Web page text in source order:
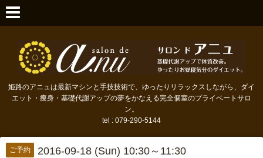
姫路のアニュは最新マシンと手技技術で、ゆったりリラックスしながら、ダイ
エット・痩身・基礎代謝アップの夢をかなえる完全個室のプライベートサロ
ン。
tel : 079-290-5144
ご予約 2016-09-18 (Sun) 10:30～11:30